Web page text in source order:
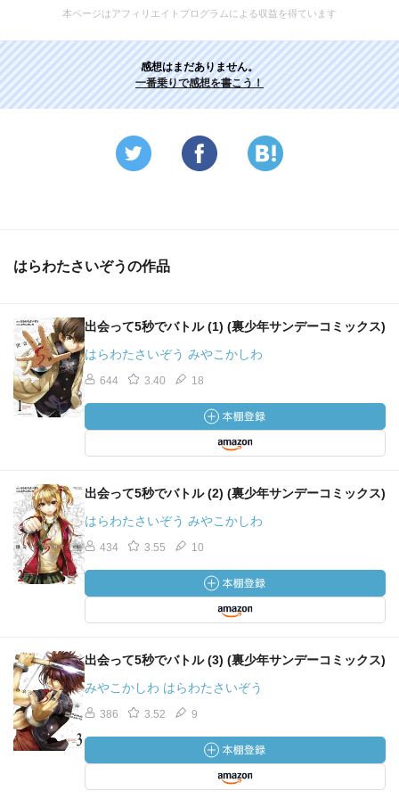
本ページはアフィリエイトプログラムによる収益を得ています
感想はまだありません。
一番乗りで感想を書こう！
はらわたさいぞうの作品
出会って5秒でバトル (1) (裏少年サンデーコミックス)
はらわたさいぞう みやこかしわ
644 3.40 18
出会って5秒でバトル (2) (裏少年サンデーコミックス)
はらわたさいぞう みやこかしわ
434 3.55 10
出会って5秒でバトル (3) (裏少年サンデーコミックス)
みやこかしわ はらわたさいぞう
386 3.52 9